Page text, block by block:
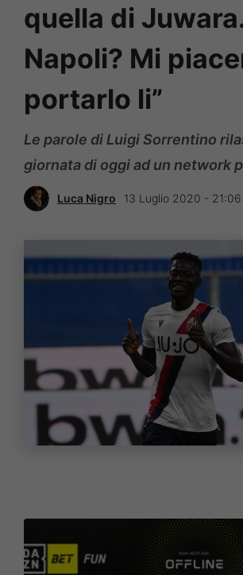
quella di
Napoli? Mi
portarlo li”
Le parole di Luigi Sorrentino
giornata di oggi ad un network
Luca Nigro 13 Luglio 2020 - 21:06